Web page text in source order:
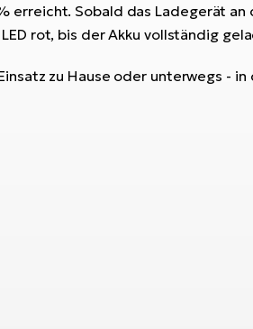
Sobald das Ladegerät an
rot, bis der Akku vollständig
zu Hause oder unterwegs -